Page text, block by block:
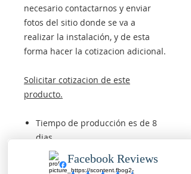
necesario contactarnos y enviar
fotos del sitio donde se va a
realizar la instalación, y de esta
forma hacer la cotizacion adicional.
Solicitar cotizacion de este
producto.
Tiempo de producción es de 8
dias.
Instalación a nivel nacional
Personal con equipos